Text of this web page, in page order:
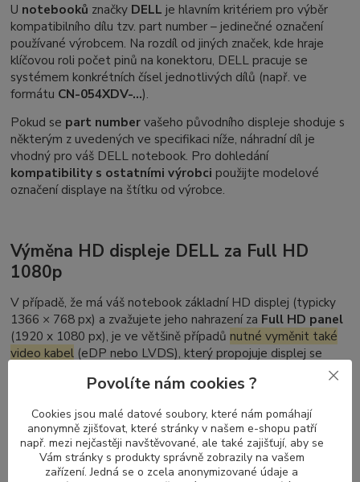
U notebooků značky DELL je hlavním kritériem pro výběr
kompatibilního dílu tzv. part number– jedinečné označení
používané výrobcem. Na rozdíl od jiných značek, kde hraje
klíčovou roli počet pinů na konektoru, DELL pracuje se
systémem konkrétních čísel jednotlivých dílů (např. ve
formátu CN-054XDV-...).
Pokud se part numbervašeho původního displeje shoduje s
některým z uvedených ve specifikaci níže, náhradní díl je
vhodný pro váš DELL notebook. Pro dohledání
kompatibility s ostatními výrobci použijte modelové
označení displaye na štítku od výrobce.
Výměna HD displeje DELL za Full HD
1080p
V případě, že má váš notebook základní HD displej (typicky
1366 × 768 px) a zvažujete jeho nahrazení za Full HD panel
(1920 x 1080 px), je ve většině případů nutné vyměnit také
video kabel (eDP nebo LVDS), který propojuje displej se
základní deskou. Displeje s vyšším rozlišením vyžadují kabel
schopný přenášet větší objem dat.
Naopak při přechodu z Full HD zpět na HD není výměna
kabelu nutná – kabely pro vyšší rozlišení podporují i nižší
režimy zobrazení.
Povolíte nám cookies ?
Cookies jsou malé datové soubory, které nám pomáhají
anonymně zjišťovat, které stránky v našem e-shopu patří
např. mezi nejčastěji navštěvované, ale také zajišťují, aby se
Vám stránky s produkty správně zobrazily na vašem
zařízení. Jedná se o zcela anonymizované údaje a